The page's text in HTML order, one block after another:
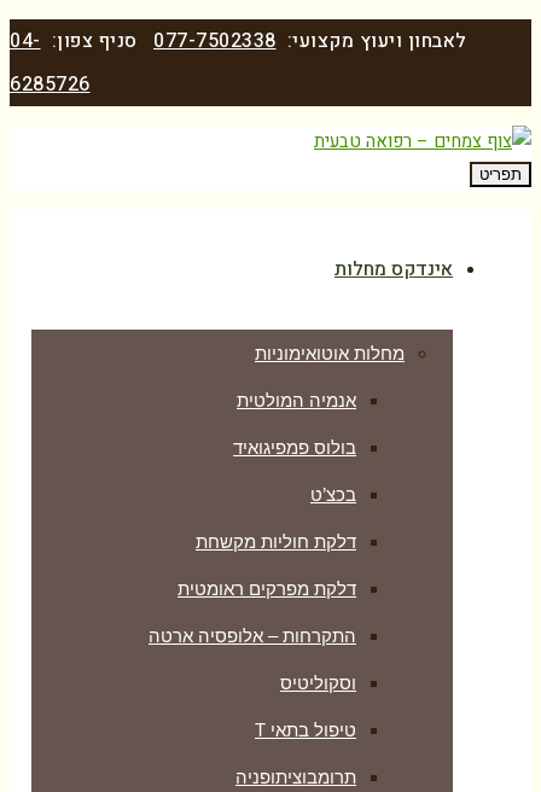
לאבחון ויעוץ מקצועי:077-7502338 סניף צפון:04-
6285726
תפריט
אינדקס מחלות
מחלות אוטואימוניות
אנמיה המולטית
בולוס פמפיגואיד
בכצ’ט
דלקת חוליות מקשחת
דלקת מפרקים ראומטית
התקרחות – אלופסיה ארטה
וסקוליטיס
טיפול בתאי T
תרומבוציתופניה